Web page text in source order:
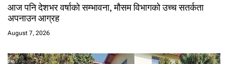
आज पनि देशभर वर्षाको सम्भावना, मौसम विभागको उच्च सतर्कता
अपनाउन आग्रह
August 7, 2026